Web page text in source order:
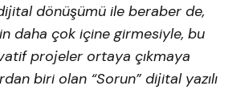
dönüşümü ile beraber de,
daha çok içine girmesiyle, bu
projeler ortaya çıkmaya
biri olan “Sorun” dijital yazılı